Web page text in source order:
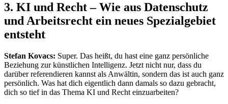
3. KI und Recht – Wie aus Datenschutz
und Arbeitsrecht ein neues Spezialgebiet
entsteht
Stefan Kovacs: Super. Das heißt, du hast eine ganz persönliche
Beziehung zur künstlichen Intelligenz. Jetzt nicht nur, dass du
darüber referendieren kannst als Anwältin, sondern das ist auch ganz
persönlich. Was hat dich eigentlich dann damals so dazu gebracht,
dich so tief in das Thema KI und Recht einzuarbeiten?